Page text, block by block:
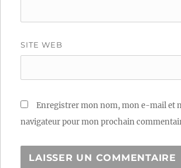
SITE WEB
Enregistrer mon nom, mon e-mail et
navigateur pour mon prochain